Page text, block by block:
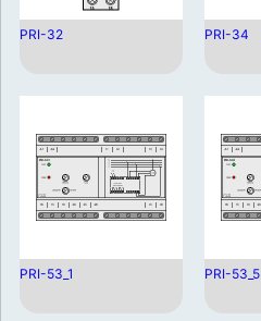
PRI-32 PRI-34
PRI-53_1 PRI-53_5